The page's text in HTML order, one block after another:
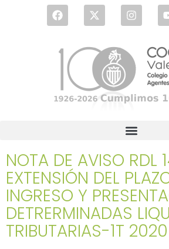
NOTA DE AVISO RDL
EXTENSIÓN DEL
INGRESO Y
DETRERMINADAS
TRIBUTARIAS-1T 2020